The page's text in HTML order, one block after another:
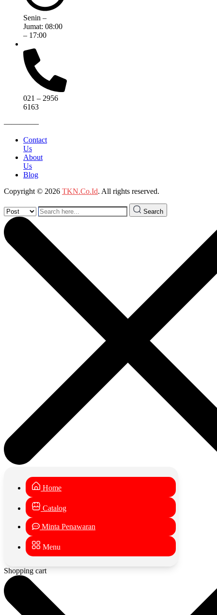
Senin –
Jumat: 08:00
– 17:00
021 – 2956
6163
————–
Contact
Us
About
Us
Blog
Copyright © 2026 TKN.Co.Id. All rights reserved.
Search
Home
Catalog
Minta Penawaran
Menu
Shopping cart